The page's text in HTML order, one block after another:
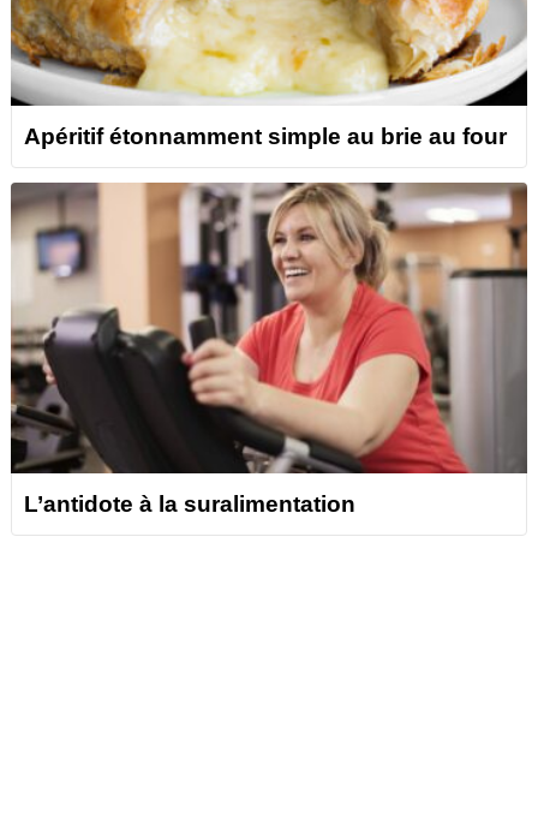
Apéritif étonnamment simple au brie au four
L’antidote à la suralimentation